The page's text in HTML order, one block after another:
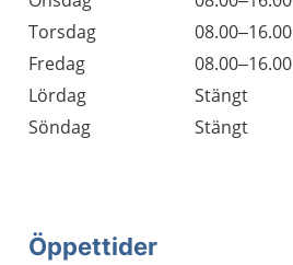
Torsdag
08.00–16.00
Fredag
08.00–16.00
Lördag
Stängt
Söndag
Stängt
Öppettider